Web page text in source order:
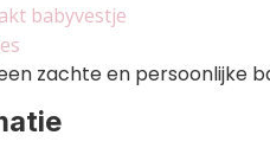
babyvestje
zachte en persoonlijke